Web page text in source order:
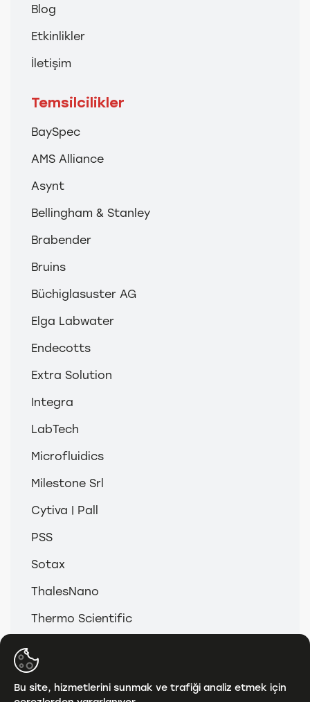
Blog
Etkinlikler
İletişim
Temsilcilikler
BaySpec
AMS Alliance
Asynt
Bellingham & Stanley
Brabender
Bruins
Büchiglasuster AG
Elga Labwater
Endecotts
Extra Solution
Integra
LabTech
Microfluidics
Milestone Srl
Cytiva | Pall
PSS
Sotax
ThalesNano
Thermo Scientific
Bu site, hizmetlerini sunmak ve trafiği analiz etmek için